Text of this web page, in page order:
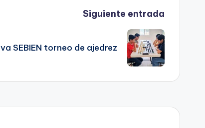
Siguiente entrada
SEBIEN torneo de ajedrez